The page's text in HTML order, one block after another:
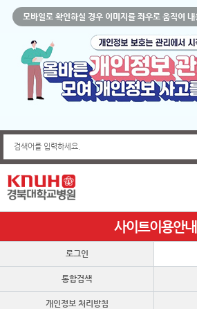
모바일로 확인하실 경우 이미지를 좌우로 움직여
검색어를 입력하세요.
사이트이용안내
로그인
통합검색
개인정보 처리방침